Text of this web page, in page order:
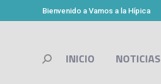
Bienvenido a Vamos a la Hípica
INICIO NOTICIAS
Buscar: